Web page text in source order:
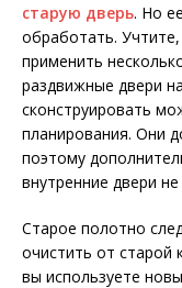
старую дверь. Но
обработать.
применить
раздвижные двери
сконструировать
планирования. Они
поэтому
внутренние двери не
Старое полотно
очистить от старой
вы используете